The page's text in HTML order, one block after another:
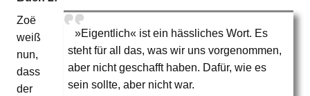
»Eigentlich« ist ein hässliches Wort. Es
steht für all das, was wir uns vorgenommen,
aber nicht geschafft haben. Dafür, wie es
sein sollte, aber nicht war.
Zoë
weiß
nun,
dass
der